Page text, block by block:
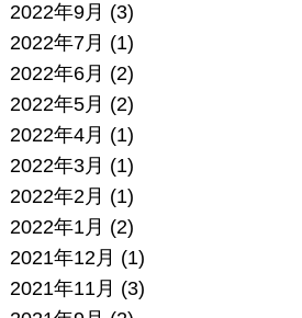
2022年9月 (3)
2022年7月 (1)
2022年6月 (2)
2022年5月 (2)
2022年4月 (1)
2022年3月 (1)
2022年2月 (1)
2022年1月 (2)
2021年12月 (1)
2021年11月 (3)